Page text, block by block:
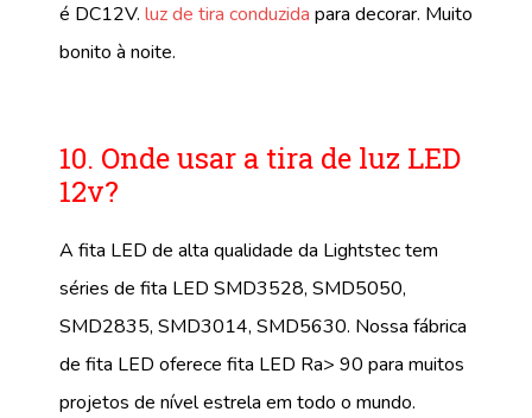
é DC12V. luz de tira conduzida para decorar. Muito
bonito à noite.
10. Onde usar a tira de luz LED
12v?
A fita LED de alta qualidade da Lightstec tem
séries de fita LED SMD3528, SMD5050,
SMD2835, SMD3014, SMD5630. Nossa fábrica
de fita LED oferece fita LED Ra> 90 para muitos
projetos de nível estrela em todo o mundo.